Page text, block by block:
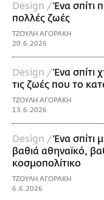
Design /Ένα σπίτι
πολλές ζωές
ΤΖΟΥΛΗ ΑΓΟΡΑΚΗ
20.6.2026
Design /Ένα σπίτι
τις ζωές που το
ΤΖΟΥΛΗ ΑΓΟΡΑΚΗ
13.6.2026
Design /Ένα σπίτι
βαθιά αθηναϊκό,
κοσμοπολίτικο
ΤΖΟΥΛΗ ΑΓΟΡΑΚΗ
6.6.2026